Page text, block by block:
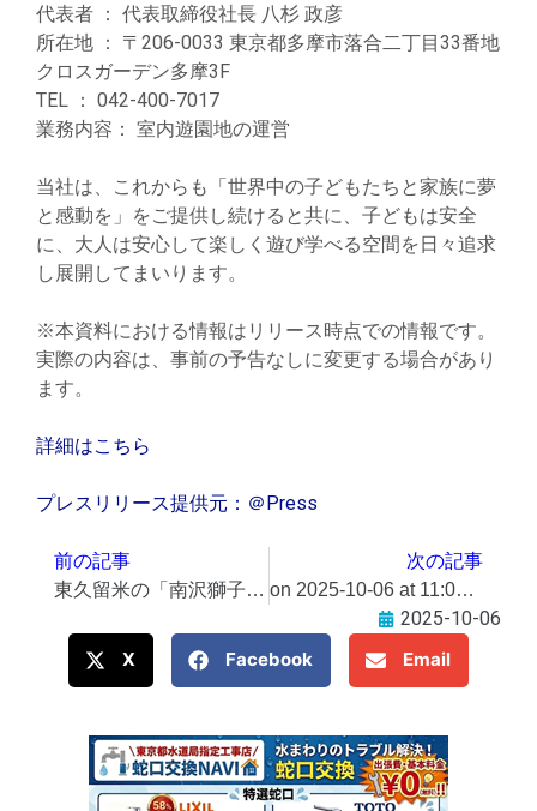
代表者 ： 代表取締役社長 八杉 政彦
所在地 ： 〒206-0033 東京都多摩市落合二丁目33番地
クロスガーデン多摩3F
TEL ： 042-400-7017
業務内容： 室内遊園地の運営
当社は、これからも「世界中の子どもたちと家族に夢
と感動を」をご提供し続けると共に、子どもは安全
に、大人は安心して楽しく遊び学べる空間を日々追求
し展開してまいります。
※本資料における情報はリリース時点での情報です。
実際の内容は、事前の予告なしに変更する場合があり
ます。
詳細はこちら
プレスリリース提供元：＠Press
前の記事
東久留米の「南沢獅子舞」、8年ぶり！ 無病息災願い、10/11，12に
次の記事
on 2025-10-06 at 11:01 AM 「政治が間違えば、大切なものを守れなくなる」。ママの声を原動力に変えてきた、東京都港区 清家 愛区長にインタビュー【ママスタセレクト】​＠Press 最新のプレスリリース一覧
2025-10-06
X
Facebook Email